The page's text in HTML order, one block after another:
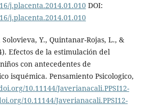
j.placenta.2014.01.010DOI:
j.placenta.2014.01.010
Solovieva, Y., Quintanar-Rojas, L., &
Efectos de la estimulación del
con antecedentes de
isquémica. Pensamiento Psicologico,
10.11144/Javerianacali.PPSI12-
10.11144/Javerianacali.PPSI12-